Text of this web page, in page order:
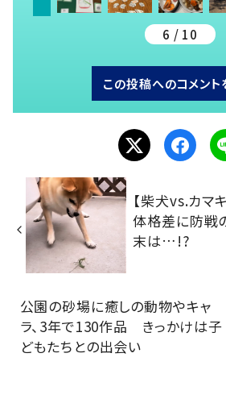
6 / 10
この投稿へのコメント
【柴犬vs.カマ
体格差に防戦
末は…!?
公園の砂場に癒しの動物やキャ
ラ、3年で130作品 きっかけは子
どもたちとの出会い